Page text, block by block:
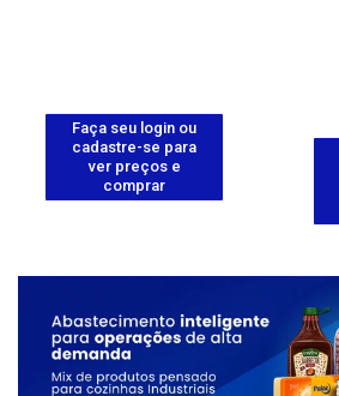
Faça seu login ou
cadastre-se para
ver preços e
comprar